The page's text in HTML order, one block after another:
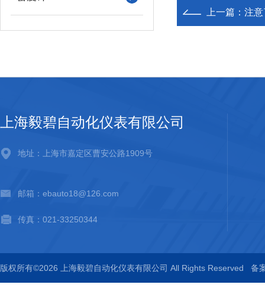
上一篇： 注意
上海毅碧自动化仪表有限公司
地址：上海市嘉定区曹安公路1909号
邮箱：ebauto18@126.com
传真：021-33250344
版权所有©2026 上海毅碧自动化仪表有限公司 All Rights Reserved 备